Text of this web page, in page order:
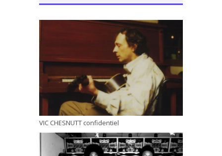
VIC CHESNUTT confidentiel